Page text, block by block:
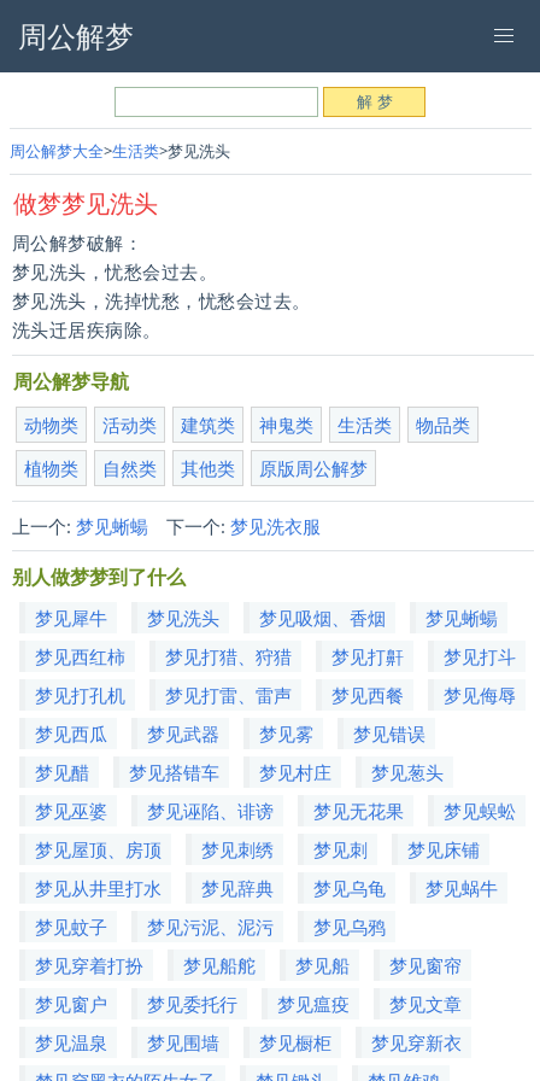
周公解梦
周公解梦大全 生活类 梦见洗头
做梦梦见洗头
周公解梦破解：
梦见洗头，忧愁会过去。
梦见洗头，洗掉忧愁，忧愁会过去。
洗头迁居疾病除。
周公解梦导航
动物类 活动类 建筑类 神鬼类 生活类
物品类
植物类
自然类 其他类 原版周公解梦
上一个: 梦见蜥蝪下一个: 梦见洗衣服
别人做梦梦到了什么
梦见犀牛 梦见洗头 梦见吸烟、香烟
梦见蜥蝪
梦见西红柿
梦见打猎、狩猎 梦见打鼾
梦见打斗
梦见打孔机
梦见打雷、雷声 梦见西餐
梦见侮辱
梦见西瓜
梦见武器 梦见雾
梦见错误
梦见醋
梦见搭错车 梦见村庄
梦见葱头
梦见巫婆
梦见诬陷、诽谤 梦见无花果
梦见蜈蚣
梦见屋顶、房顶
梦见刺绣 梦见刺
梦见床铺
梦见从井里打水
梦见辞典 梦见乌龟
梦见蜗牛
梦见蚊子
梦见污泥、泥污
梦见乌鸦
梦见穿着打扮
梦见船舵 梦见船
梦见窗帘
梦见窗户
梦见委托行 梦见瘟疫
梦见文章
梦见温泉
梦见围墙 梦见橱柜
梦见穿新衣